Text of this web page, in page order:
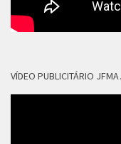
VÍDEO PUBLICITÁRIO